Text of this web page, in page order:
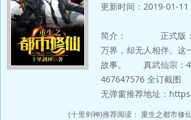
更新时间：2019-01-
简介：
正式版：渡
万界，却无人相伴。
故事。 真武仙宗：
467647576 全订截图
无弹窗推荐地址：
(十里剑神)推荐阅读： 重生之都市修